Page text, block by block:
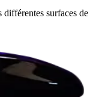
différentes surfaces de